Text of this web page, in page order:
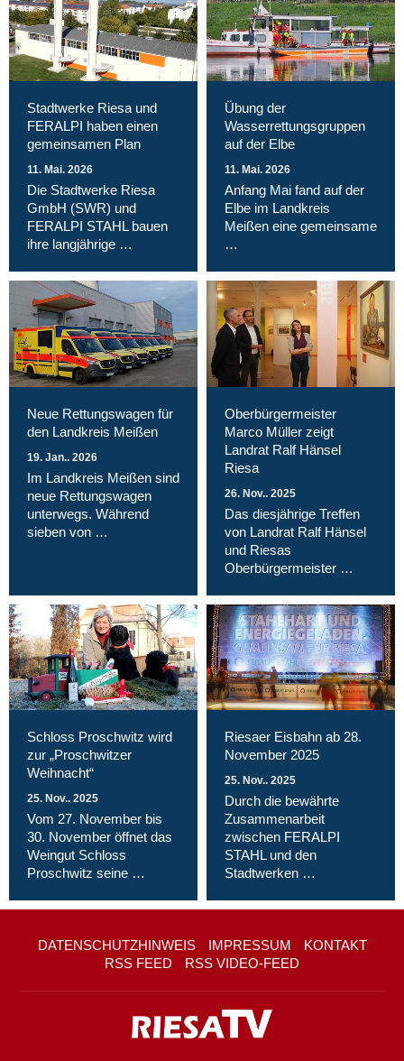
Stadtwerke Riesa und
FERALPI haben einen
gemeinsamen Plan
11. Mai. 2026
Die Stadtwerke Riesa
GmbH (SWR) und
FERALPI STAHL bauen
ihre langjährige …
Übung der
Wasserrettungsgruppen
auf der Elbe
11. Mai. 2026
Anfang Mai fand auf der
Elbe im Landkreis
Meißen eine gemeinsame
…
Neue Rettungswagen für
den Landkreis Meißen
19. Jan.. 2026
Im Landkreis Meißen sind
neue Rettungswagen
unterwegs. Während
sieben von …
Oberbürgermeister
Marco Müller zeigt
Landrat Ralf Hänsel
Riesa
26. Nov.. 2025
Das diesjährige Treffen
von Landrat Ralf Hänsel
und Riesas
Oberbürgermeister …
Schloss Proschwitz wird
zur „Proschwitzer
Weihnacht“
25. Nov.. 2025
Vom 27. November bis
30. November öffnet das
Weingut Schloss
Proschwitz seine …
Riesaer Eisbahn ab 28.
November 2025
25. Nov.. 2025
Durch die bewährte
Zusammenarbeit
zwischen FERALPI
STAHL und den
Stadtwerken …
DATENSCHUTZHINWEIS IMPRESSUM
KONTAKT
RSS FEED
RSS VIDEO-FEED